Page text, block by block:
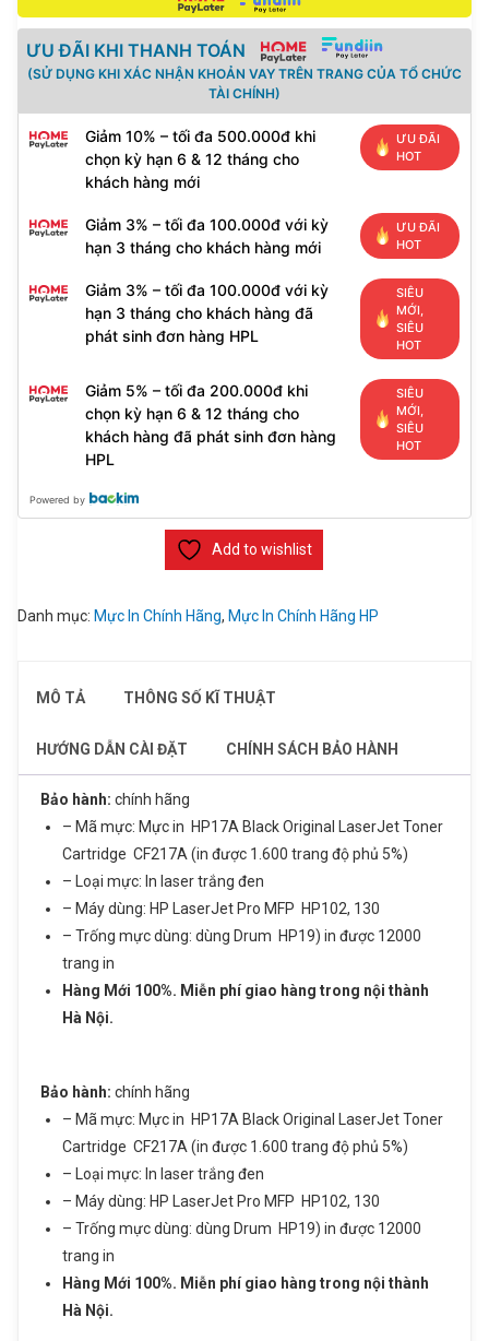
ƯU ĐÃI KHI THANH TOÁN
(SỬ DỤNG KHI XÁC NHẬN KHOẢN VAY TRÊN TRANG CỦA TỔ CHỨC
TÀI CHÍNH)
Giảm 10% – tối đa 500.000đ khi
chọn kỳ hạn 6 & 12 tháng cho
khách hàng mới
ƯU ĐÃI
HOT
Giảm 3% – tối đa 100.000đ với kỳ
hạn 3 tháng cho khách hàng mới
ƯU ĐÃI
HOT
Giảm 3% – tối đa 100.000đ với kỳ
hạn 3 tháng cho khách hàng đã
phát sinh đơn hàng HPL
SIÊU
MỚI,
SIÊU
HOT
Giảm 5% – tối đa 200.000đ khi
chọn kỳ hạn 6 & 12 tháng cho
khách hàng đã phát sinh đơn hàng
HPL
SIÊU
MỚI,
SIÊU
HOT
Powered by
Add to wishlist
Danh mục: Mực In Chính Hãng, Mực In Chính Hãng HP
MÔ TẢ THÔNG SỐ KĨ THUẬT
HƯỚNG DẪN CÀI ĐẶT CHÍNH SÁCH BẢO HÀNH
Bảo hành: chính hãng
– Mã mực: Mực in HP17A Black Original LaserJet Toner
Cartridge CF217A (in được 1.600 trang độ phủ 5%)
– Loại mực: In laser trắng đen
– Máy dùng: HP LaserJet Pro MFP HP102, 130
– Trống mực dùng: dùng Drum HP19) in được 12000
trang in
Hàng Mới 100%. Miễn phí giao hàng trong nội thành
Hà Nội.
Bảo hành: chính hãng
– Mã mực: Mực in HP17A Black Original LaserJet Toner
Cartridge CF217A (in được 1.600 trang độ phủ 5%)
– Loại mực: In laser trắng đen
– Máy dùng: HP LaserJet Pro MFP HP102, 130
– Trống mực dùng: dùng Drum HP19) in được 12000
trang in
Hàng Mới 100%. Miễn phí giao hàng trong nội thành
Hà Nội.